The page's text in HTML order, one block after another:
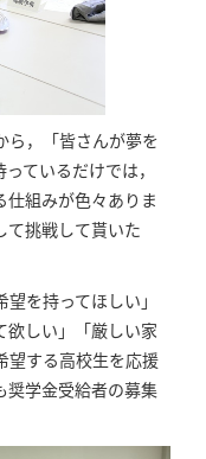
ら，「皆さんが夢を
ているだけでは，
組みが色々ありま
て挑戦して貰いた
を持ってほしい」
欲しい」「厳しい家
望する高校生を応援
奨学金受給者の募集